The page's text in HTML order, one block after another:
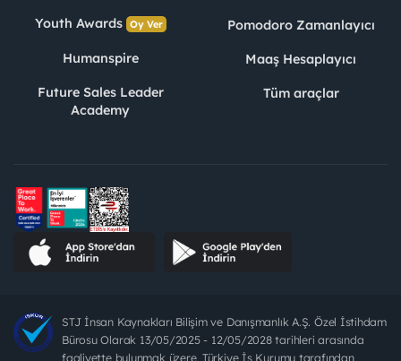
Youth Awards Oy Ver
Humanspire
Future Sales Leader
Academy
Pomodoro Zamanlayıcı
Maaş Hesaplayıcı
Tüm araçlar
STJ İnsan Kaynakları Bilişim ve Danışmanlık A.Ş. Özel İstihdam
Bürosu Olarak 13/05/2025 - 12/05/2028 tarihleri arasında
faaliyette bulunmak üzere, Türkiye İş Kurumu tarafından